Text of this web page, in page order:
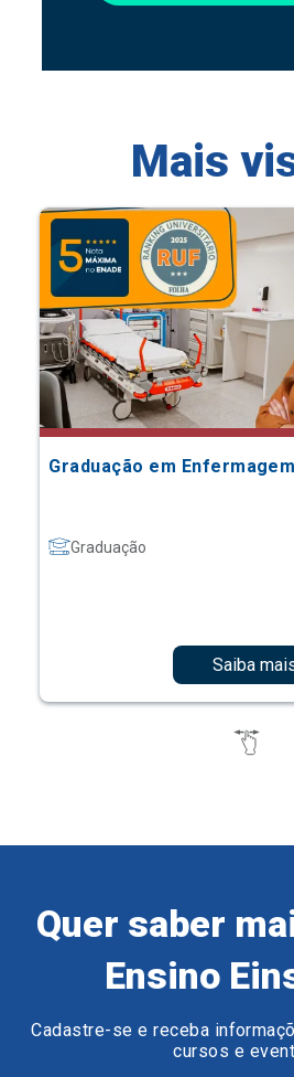
Mais
Graduação em Enfermagem
Graduação
Saiba
Quer saber
Ensino
Cadastre-se e receba
cursos e